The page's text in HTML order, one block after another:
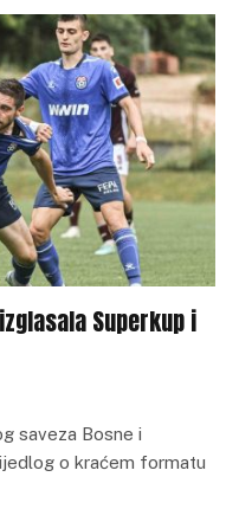
Superkup i
saveza Bosne i
o kraćem formatu